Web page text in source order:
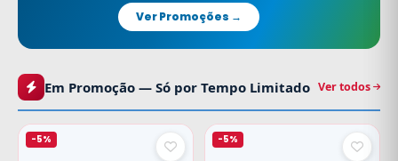
Ver Promoções →
Em Promoção — Só por Tempo Limitado Ver todos
-5% -5%